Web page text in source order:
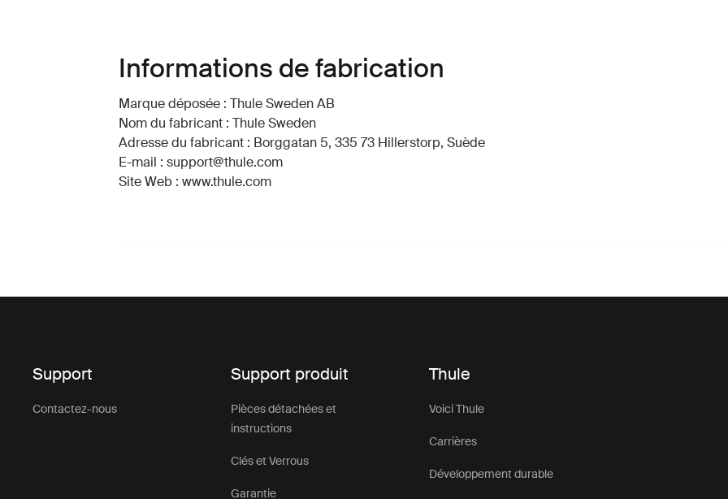
Informations de fabrication
Marque déposée : Thule Sweden AB
Nom du fabricant : Thule Sweden
Adresse du fabricant : Borggatan 5, 335 73 Hillerstorp, Suède
E-mail : support@thule.com
Site Web : www.thule.com
Support
Contactez-nous
Support produit
Pièces détachées et
instructions
Clés et Verrous
Garantie
Thule
Voici Thule
Carrières
Développement durable